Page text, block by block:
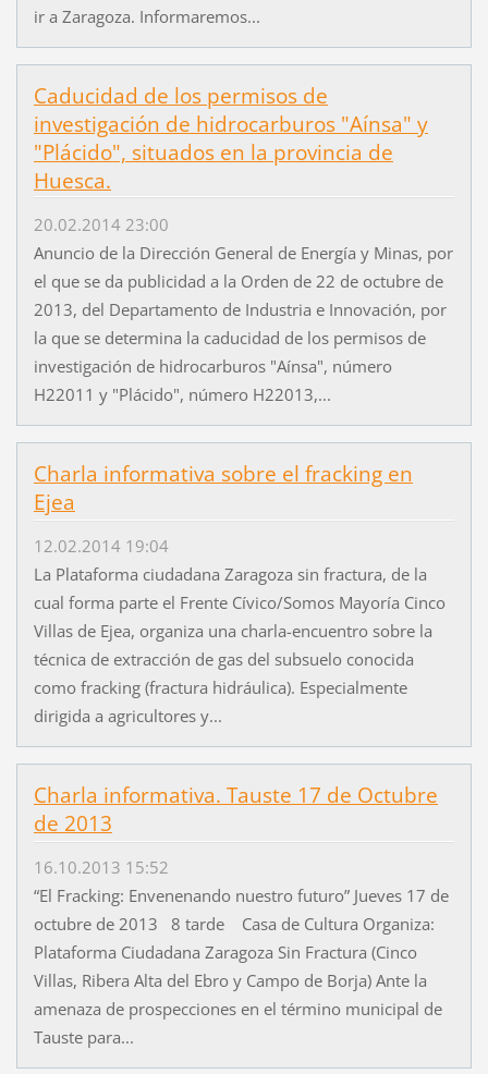
ir a Zaragoza. Informaremos...
Caducidad de los permisos de
investigación de hidrocarburos "Aínsa" y
"Plácido", situados en la provincia de
Huesca.
20.02.2014 23:00
Anuncio de la Dirección General de Energía y Minas, por
el que se da publicidad a la Orden de 22 de octubre de
2013, del Departamento de Industria e Innovación, por
la que se determina la caducidad de los permisos de
investigación de hidrocarburos "Aínsa", número
H22011 y "Plácido", número H22013,...
Charla informativa sobre el fracking en
Ejea
12.02.2014 19:04
La Plataforma ciudadana Zaragoza sin fractura, de la
cual forma parte el Frente Cívico/Somos Mayoría Cinco
Villas de Ejea, organiza una charla-encuentro sobre la
técnica de extracción de gas del subsuelo conocida
como fracking (fractura hidráulica). Especialmente
dirigida a agricultores y...
Charla informativa. Tauste 17 de Octubre
de 2013
16.10.2013 15:52
“El Fracking: Envenenando nuestro futuro” Jueves 17 de
octubre de 2013 8 tarde Casa de Cultura Organiza:
Plataforma Ciudadana Zaragoza Sin Fractura (Cinco
Villas, Ribera Alta del Ebro y Campo de Borja) Ante la
amenaza de prospecciones en el término municipal de
Tauste para...